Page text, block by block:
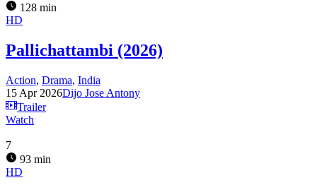
128 min
HD
Pallichattambi (2026)
Action, Drama, India
15 Apr 2026Dijo Jose Antony
Trailer
Watch
7
93 min
HD